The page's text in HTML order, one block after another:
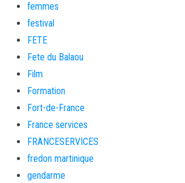
femmes
festival
FETE
Fete du Balaou
Film
Formation
Fort-de-France
France services
FRANCESERVICES
fredon martinique
gendarme